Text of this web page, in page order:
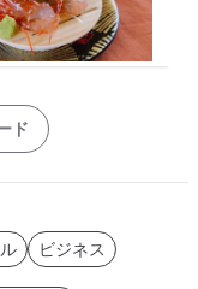
ド
ビジネス